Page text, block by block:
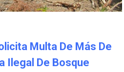
Multa De Más De
Ilegal De Bosque